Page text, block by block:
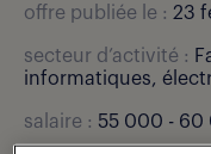
offre publiée le : 23
secteur d’activité :
informatiques,
salaire : 55 000 - 60